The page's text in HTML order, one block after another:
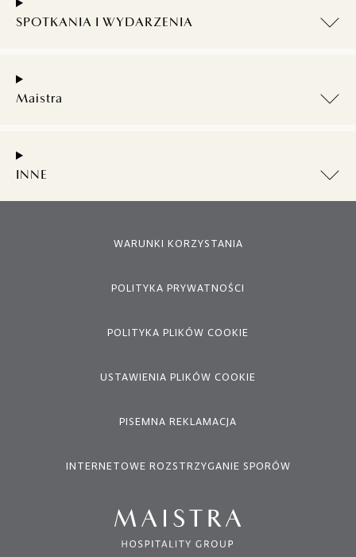
SPOTKANIA I WYDARZENIA
Maistra
INNE
WARUNKI KORZYSTANIA
POLITYKA PRYWATNOŚCI
POLITYKA PLIKÓW COOKIE
USTAWIENIA PLIKÓW COOKIE
PISEMNA REKLAMACJA
INTERNETOWE ROZSTRZYGANIE SPORÓW